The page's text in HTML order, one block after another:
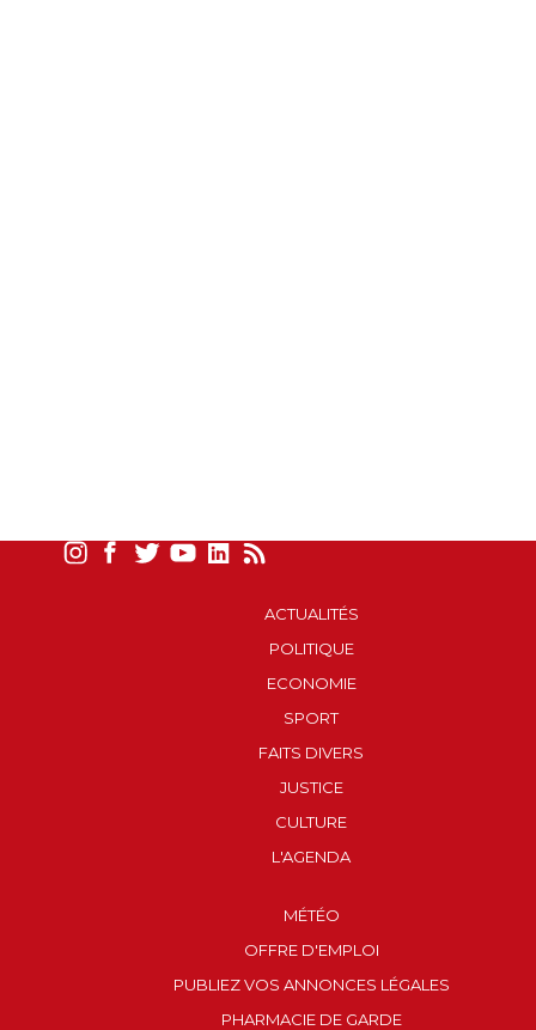
ACTUALITÉS
POLITIQUE
ECONOMIE
SPORT
FAITS DIVERS
JUSTICE
CULTURE
L'AGENDA
MÉTÉO
OFFRE D'EMPLOI
PUBLIEZ VOS ANNONCES LÉGALES
PHARMACIE DE GARDE